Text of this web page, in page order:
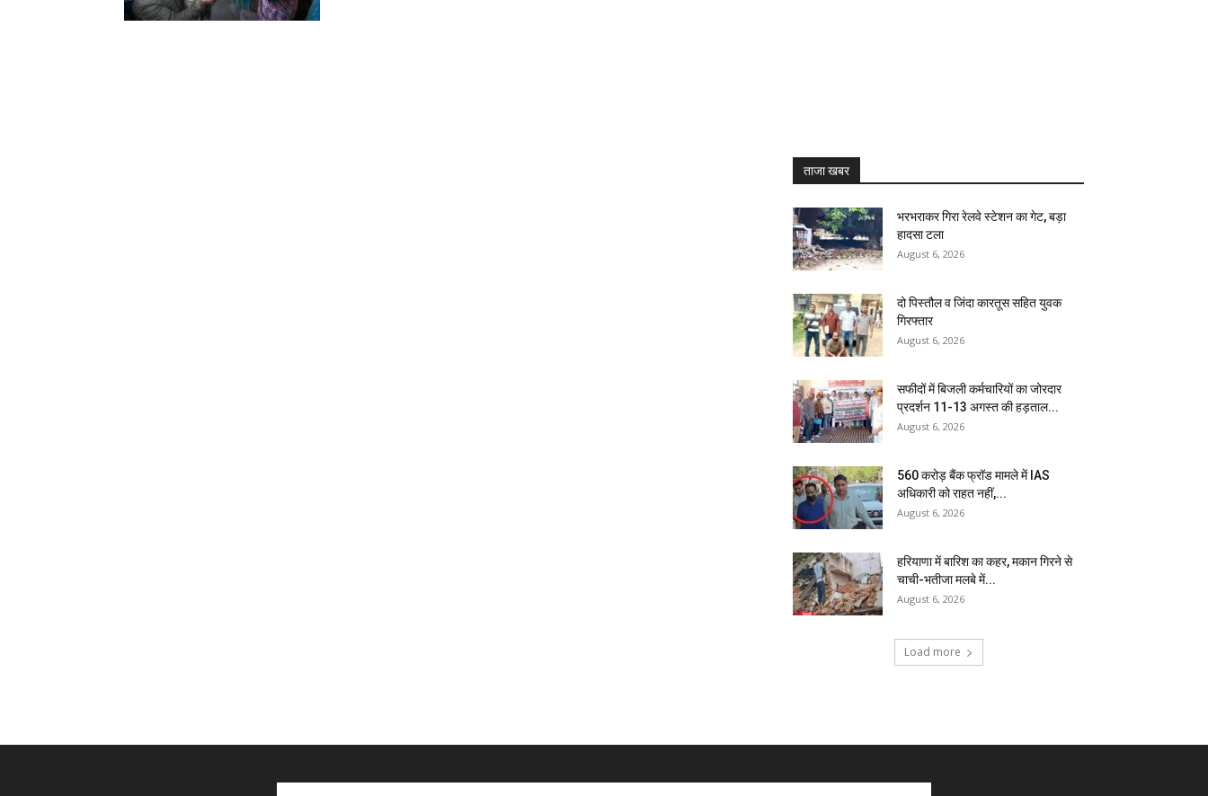
ताजा खबर
भरभराकर गिरा रेलवे स्टेशन का गेट, बड़ा
हादसा टला
August 6, 2026
दो पिस्तौल व जिंदा कारतूस सहित युवक
गिरफ्तार
August 6, 2026
सफीदों में बिजली कर्मचारियों का जोरदार
प्रदर्शन 11-13 अगस्त की हड़ताल...
August 6, 2026
₹560 करोड़ बैंक फ्रॉड मामले में IAS
अधिकारी को राहत नहीं,...
August 6, 2026
हरियाणा में बारिश का कहर, मकान गिरने से
चाची-भतीजा मलबे में...
August 6, 2026
Load more